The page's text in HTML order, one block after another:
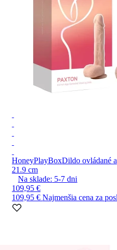
HoneyPlayBoxDildo ovládané
21.9 cm
Na sklade: 5-7dni
109,95 €
109,95 €Najmenšia cena za